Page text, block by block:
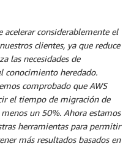
acelerar considerablemente el
clientes, ya que reduce
las necesidades de
conocimiento heredado.
comprobado que AWS
el tiempo de migración de
un 50%. Ahora estamos
herramientas para permitir
más resultados basados en